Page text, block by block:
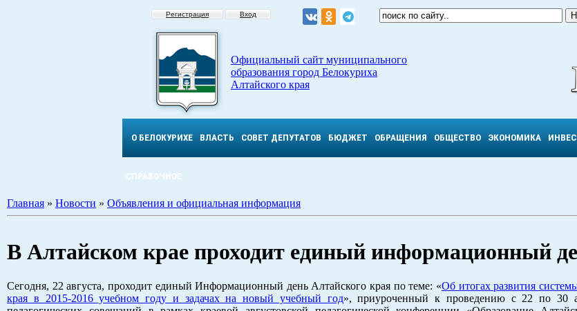
Регистрация Вход
Официальный сайт муниципального
образования город Белокуриха
Алтайского края
О БЕЛОКУРИХЕ ВЛАСТЬ СОВЕТ ДЕПУТАТОВ БЮДЖЕТ ОБРАЩЕНИЯ ОБЩЕСТВО ЭКОНОМИКА
СПРАВОЧНОЕ
Главная » Новости » Объявления и официальная информация
В Алтайском крае проходит единый информационный
Сегодня, 22 августа, проходит единый Информационный день Алтайского края по теме: «Об итогах развития
края в 2015-2016 учебном году и задачах на новый учебный год», приуроченный к проведению с 22 по 30